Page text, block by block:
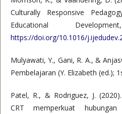
Culturally Responsive
Educational
https://doi.org/10.1016/
Mulyawati, Y., Gani, R. A., &
Pembelajaran (Y. Elizabeth (ed.);
Patel, R., & Rodriguez, J.
CRT memperkuat